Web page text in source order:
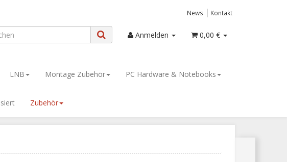
News Kontakt
Anmelden 0,00 €
LNB Montage Zubehör PC Hardware & Notebooks
Zubehör